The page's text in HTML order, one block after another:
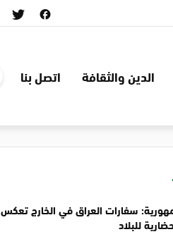
الدين والثقافة اتصل بنا
سفارات العراق في الخارج تعكس
للبلاد